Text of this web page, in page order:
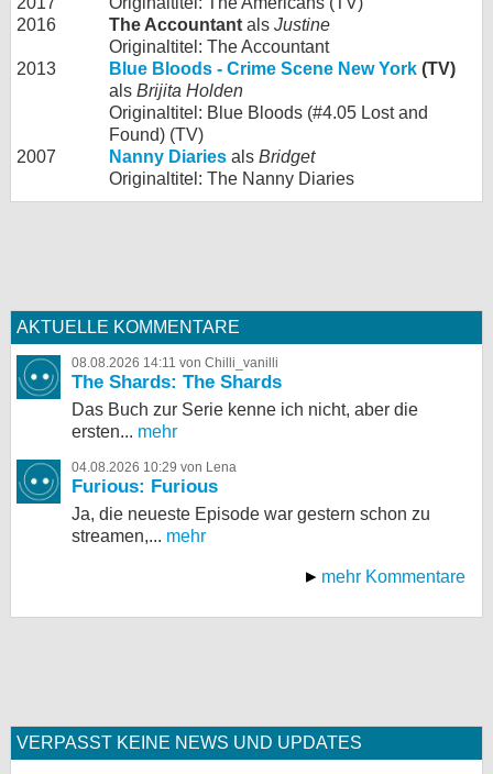
2016
The Accountant als Justine
Originaltitel: The Accountant
2013
Blue Bloods - Crime Scene New York (TV)
als Brijita Holden
Originaltitel: Blue Bloods (#4.05 Lost and
Found) (TV)
2007
Nanny Diaries als Bridget
Originaltitel: The Nanny Diaries
AKTUELLE KOMMENTARE
08.08.2026 14:11 von Chilli_vanilli
The Shards: The Shards
Das Buch zur Serie kenne ich nicht, aber die
ersten... mehr
04.08.2026 10:29 von Lena
Furious: Furious
Ja, die neueste Episode war gestern schon zu
streamen,... mehr
mehr Kommentare
VERPASST KEINE NEWS UND UPDATES